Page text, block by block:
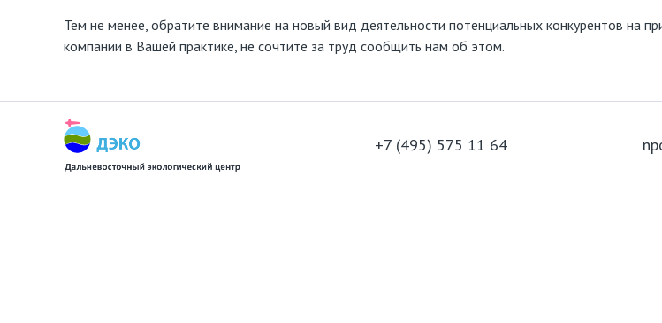
Тем не менее, обратите внимание на новый вид деятельности потенциальных конкурентов на
компании в Вашей практике, не сочтите за труд сообщить нам об этом.
+7 (495) 575 11 64